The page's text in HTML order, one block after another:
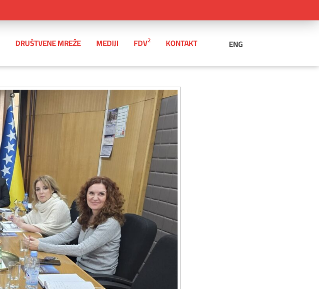
DRUŠTVENE MREŽE MEDIJI FDV2 KONTAKT ENG